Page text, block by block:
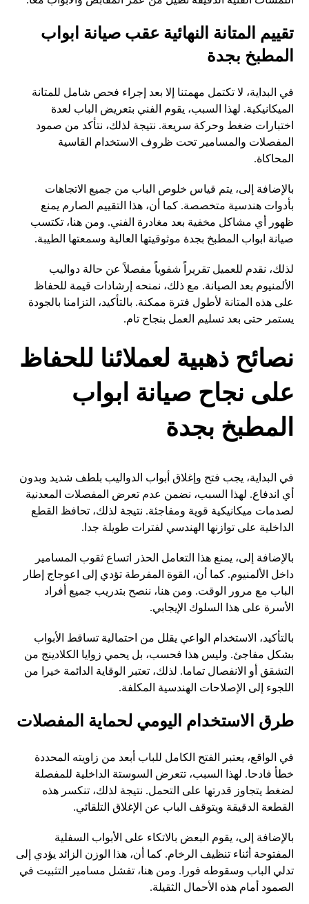
تقييم المتانة النهائية عقب صيانة ابواب
المطبخ بجدة
في البداية، لا تكتمل مهمتنا إلا بعد إجراء فحص شامل للمتانة
الميكانيكية. لهذا السبب، يقوم الفني بتعريض الباب لعدة
اختبارات ضغط وحركة سريعة. نتيجة لذلك، نتأكد من صمود
المفصلات والمسامير تحت ظروف الاستخدام القاسية
المحاكاة.
بالإضافة إلى، يتم قياس خلوص الباب من جميع الاتجاهات
بأدوات هندسية متخصصة. كما أن، هذا التقييم الصارم يمنع
ظهور أي مشاكل مخفية بعد مغادرة الفني. ومن هنا، تكتسب
صيانة ابواب المطبخ بجدة موثوقيتها العالية وسمعتها الطيبة.
لذلك، نقدم للعميل تقريراً شفوياً مفصلاً عن حالة دواليب
الألمنيوم بعد الصيانة. مع ذلك، نمنحه إرشادات قيمة للحفاظ
على هذه المتانة لأطول فترة ممكنة. بالتأكيد، التزامنا بالجودة
يستمر حتى بعد تسليم العمل بنجاح تام.
نصائح ذهبية لعملائنا للحفاظ
على نجاح صيانة ابواب
المطبخ بجدة
في البداية، يجب فتح وإغلاق أبواب الدواليب بلطف شديد وبدون
أي اندفاع. لهذا السبب، نضمن عدم تعرض المفصلات المعدنية
لصدمات ميكانيكية قوية ومفاجئة. نتيجة لذلك، تحافظ القطع
الداخلية على توازنها الهندسي لفترات طويلة جدا.
بالإضافة إلى، يمنع هذا التعامل الحذر اتساع ثقوب المسامير
داخل الألمنيوم. كما أن، القوة المفرطة تؤدي إلى اعوجاج إطار
الباب مع مرور الوقت. ومن هنا، ننصح بتدريب جميع أفراد
الأسرة على هذا السلوك الإيجابي.
بالتأكيد، الاستخدام الواعي يقلل من احتمالية تساقط الأبواب
بشكل مفاجئ. وليس هذا فحسب، بل يحمي زوايا الكلادينج من
التشقق أو الانفصال تماما. لذلك، تعتبر الوقاية الدائمة خيرا من
اللجوء إلى الإصلاحات الهندسية المكلفة.
طرق الاستخدام اليومي لحماية المفصلات
في الواقع، يعتبر الفتح الكامل للباب أبعد من زاويته المحددة
خطأ فادحا. لهذا السبب، تتعرض السوستة الداخلية للمفصلة
لضغط يتجاوز قدرتها على التحمل. نتيجة لذلك، تنكسر هذه
القطعة الدقيقة ويتوقف الباب عن الإغلاق التلقائي.
بالإضافة إلى، يقوم البعض بالاتكاء على الأبواب السفلية
المفتوحة أثناء تنظيف الرخام. كما أن، هذا الوزن الزائد يؤدي إلى
تدلي الباب وسقوطه فورا. ومن هنا، تفشل مسامير التثبيت في
الصمود أمام هذه الأحمال الثقيلة.